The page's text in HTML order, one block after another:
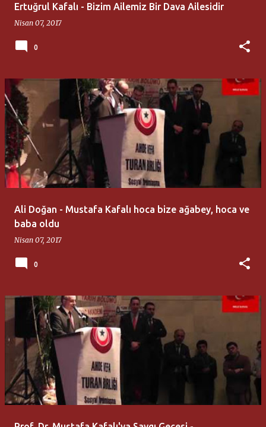
Ertuğrul Kafalı - Bizim Ailemiz Bir Dava Ailesidir
Nisan 07, 2017
0
Ali Doğan - Mustafa Kafalı hoca bize ağabey, hoca ve
baba oldu
Nisan 07, 2017
0